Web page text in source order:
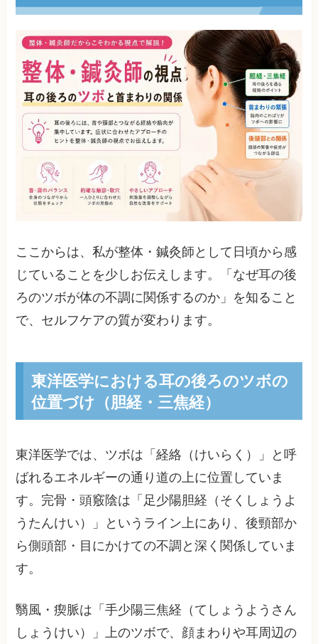
ここからは、私が整体・鍼灸師として日頃から感
じていることを少しお伝えします。「なぜ耳の後
ろのツボが体の不調に関係するのか」を知ること
で、セルフケアの質が変わります。
東洋医学における耳の後ろのツボの
位置づけ（胆経・三焦経）
東洋医学では、ツボは「経絡（けいらく）」と呼
ばれるエネルギーの通り道の上に位置していま
す。完骨・頭竅陰は「足少陽胆経（そくしょうよ
うたんけい）」というライン上にあり、後頸部か
ら側頭部・目にかけての不調と深く関係していま
す。
翳風・瘈脈は「手少陽三焦経（てしょうようさん
しょうけい）」上のツボで、顔まわりや耳周辺の